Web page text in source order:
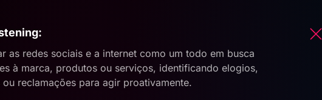
as redes sociais e a internet como um todo em busca
à marca, produtos ou serviços, identificando elogios,
ou reclamações para agir proativamente.